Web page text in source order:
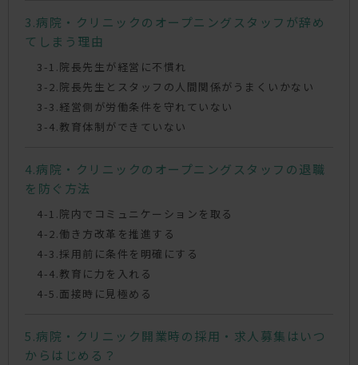
病院・クリニックのオープニングスタッフが辞め
てしまう理由
院長先生が経営に不慣れ
院長先生とスタッフの人間関係がうまくいかない
経営側が労働条件を守れていない
教育体制ができていない
病院・クリニックのオープニングスタッフの退職
を防ぐ方法
院内でコミュニケーションを取る
働き方改革を推進する
採用前に条件を明確にする
教育に力を入れる
面接時に見極める
病院・クリニック開業時の採用・求人募集はいつ
からはじめる？